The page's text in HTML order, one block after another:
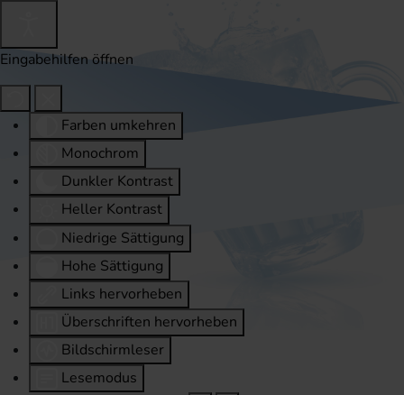
Eingabehilfen öffnen
Farben umkehren
Monochrom
Dunkler Kontrast
Heller Kontrast
Niedrige Sättigung
Hohe Sättigung
Links hervorheben
Überschriften hervorheben
Bildschirmleser
Lesemodus